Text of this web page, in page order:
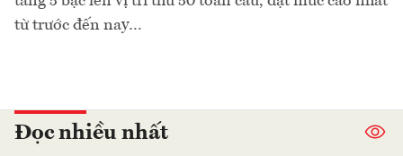
từ trước đến nay…
Đọc nhiều nhất